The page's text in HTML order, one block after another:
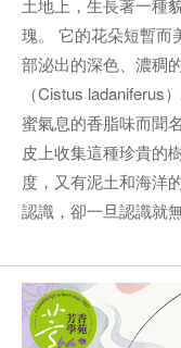
土地上，生長著一種
瑰。 它的花朵短暫而
部泌出的深色、濃稠
（Cistus ladaniferus
蜜氣息的香脂味而聞
皮上收集這種珍貴的
度，又有泥土和海洋
認識，卻一旦認識就